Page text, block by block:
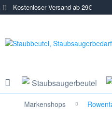
Kostenloser Versand ab 29€
Staubsaugerbeutel
Markenshops